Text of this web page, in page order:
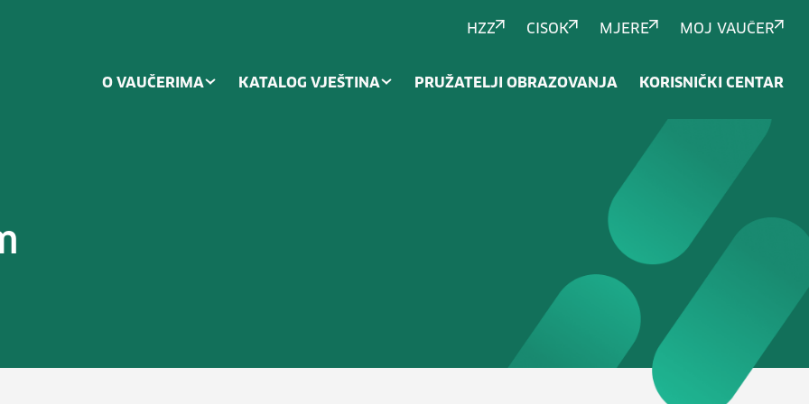
HZZ CISOK MJERE MOJ VAUČER
O VAUČERIMA KATALOG VJEŠTINA PRUŽATELJI OBRAZOVANJA KORISNIČKI CENTAR